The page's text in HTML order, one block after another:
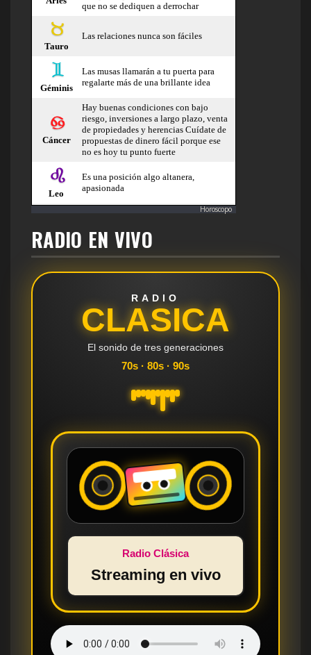
Horoscopo
RADIO EN VIVO
RADIO
CLASICA
El sonido de tres generaciones
70s · 80s · 90s
Radio Clásica
Streaming en vivo